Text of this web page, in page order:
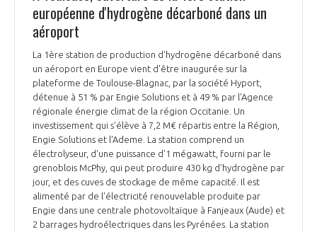
européenne d'hydrogène décarboné dans un
aéroport
La 1ère station de production d'hydrogène décarboné dans
un aéroport en Europe vient d'être inaugurée sur la
plateforme de Toulouse-Blagnac, par la société Hyport,
détenue à 51 % par Engie Solutions et à 49 % par l'Agence
régionale énergie climat de la région Occitanie. Un
investissement qui s’élève à 7,2 M€ répartis entre la Région,
Engie Solutions et l'Ademe. La station comprend un
électrolyseur, d'une puissance d'1 mégawatt, fourni par le
grenoblois McPhy, qui peut produire 430 kg d'hydrogène par
jour, et des cuves de stockage de même capacité. Il est
alimenté par de l'électricité renouvelable produite par
Engie dans une centrale photovoltaïque à Fanjeaux (Aude) et
2 barrages hydroélectriques dans les Pyrénées. La station